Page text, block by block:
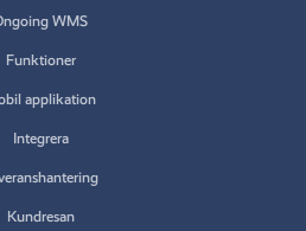
WMS
Funktioner
applikation
Integrera
Kundresan